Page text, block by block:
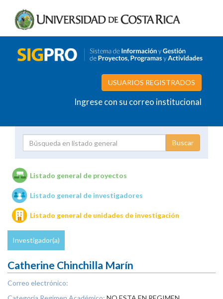
USUARIOS REGISTRADOS
Ingrese con su correo institucional
Unidades de investigación
Listado general de proyectos
Listado general de investigadores
Listado general de unidades de investigación
Investigador(a)
Catherine Chinchilla Marín
Correo electrónico: